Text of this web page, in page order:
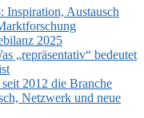
Inspiration, Austausch
2025
„repräsentativ“ bedeutet
2012 die Branche
Netzwerk und neue